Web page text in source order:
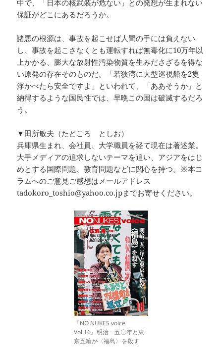
中で、「日本の核武装が危ない」との発想が生まれない
保証がどこにあるだろうか。
諸悪の根源は、事故を起こせば人間の手には負えない
し、事故を起こさなくとも運転すれば無毒化に10万年以
上かかる、膨大な放射性汚染物質を生みださざるを得な
い原発の存在そのものだ。「若狭湾に大型巡視船を2隻
浮かべたら安全ですよ」といわれて、「ああそうか」と
納得するような国民性では、早晩この国は破滅するだろ
う。
▼田所敏夫（たどころ としお）
兵庫県生まれ、会社員、大学職員を経て現在は著述業。
大手メディアの追求しないテーマを追い、アジアをはじ
めとする国際問題、教育問題などに関心を持つ。※本コ
ラムへのご意見ご感想はメールアドレス
tadokoro_toshio@yahoo.co.jpまでお寄せください。
『NO NUKES voice
Vol.16』明治一五〇年と東
京五輪が〈福島〉を殺す